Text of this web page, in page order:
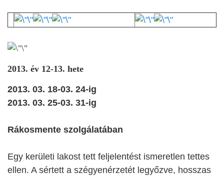
2013. év 12-13. hete
2013. 03. 18-03. 24-ig
2013. 03. 25-03. 31-ig
Rákosmente szolgálatában
Egy kerületi lakost tett feljelentést ismeretlen tettes
ellen. A sértett a szégyenérzetét legyőzve, hosszas